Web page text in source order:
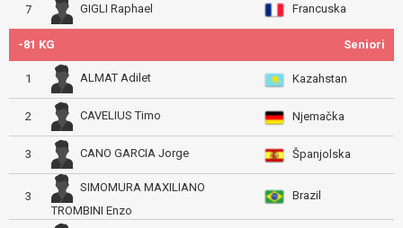
7 GIGLI Raphael Francuska
-81 KG Seniori
1 ALMAT Adilet Kazahstan
2 CAVELIUS Timo Njemačka
3 CANO GARCIA Jorge Španjolska
3
SIMOMURA MAXILIANO
TROMBINI Enzo
Brazil